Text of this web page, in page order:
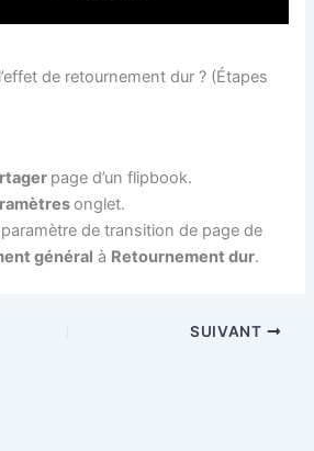
de retournement dur ? (Étapes
page d’un flipbook.
onglet.
de transition de page de
général à Retournement dur.
SUIVANT